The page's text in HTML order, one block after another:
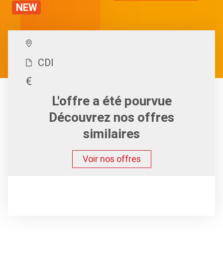
NEW
CDI
L'offre a été pourvue
Découvrez nos offres
similaires
Voir nos offres